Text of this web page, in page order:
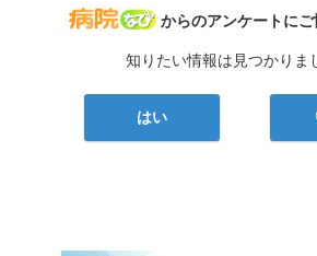
病院なび
からのアンケートにご
知りたい情報は見つかりま
はい